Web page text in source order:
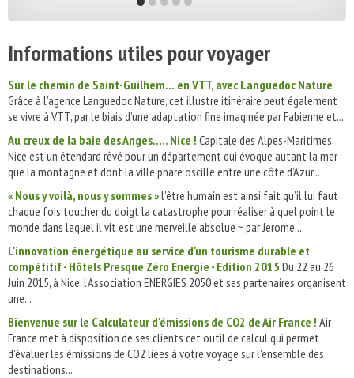
Informations utiles pour voyager
Sur le chemin de Saint-Guilhem… en VTT, avec Languedoc Nature
Grâce à l’agence Languedoc Nature, cet illustre itinéraire peut également
se vivre à VTT, par le biais d’une adaptation fine imaginée par Fabienne et...
Au creux de la baie des Anges..... Nice ! Capitale des Alpes-Maritimes,
Nice est un étendard rêvé pour un département qui évoque autant la mer
que la montagne et dont la ville phare oscille entre une côte d’Azur...
« Nous y voilà, nous y sommes »l’être humain est ainsi fait qu’il lui faut
chaque fois toucher du doigt la catastrophe pour réaliser à quel point le
monde dans lequel il vit est une merveille absolue ~ par Jerome...
L'innovation énergétique au service d'un tourisme durable et
compétitif - Hôtels Presque Zéro Energie - Edition 2015 Du 22 au 26
Juin 2015, à Nice, l’Association ENERGIES 2050 et ses partenaires organisent
une...
Bienvenue sur le Calculateur d'émissions de CO2 de Air France ! Air
France met à disposition de ses clients cet outil de calcul qui permet
d'évaluer les émissions de CO2 liées à votre voyage sur l'ensemble des
destinations...